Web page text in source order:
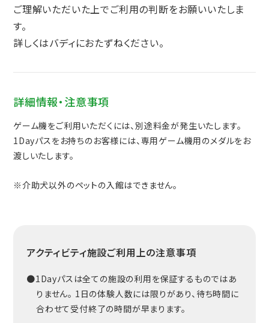
ご理解いただいた上でご利用の判断をお願いいたしま
す。
詳しくはバディにおたずねください。
詳細情報・注意事項
ゲーム機をご利用いただくには、別途料金が発生いたします。
1Dayパスをお持ちのお客様には、専用ゲーム機用のメダルをお
渡しいたします。
※介助犬以外のペットの入館はできません。
アクティビティ施設ご利用上の注意事項
●1Dayパスは全ての施設の利用を保証するものではあ
りません。 1日の体験人数には限りがあり、待ち時間に
合わせて受付終了の時間が早まります。